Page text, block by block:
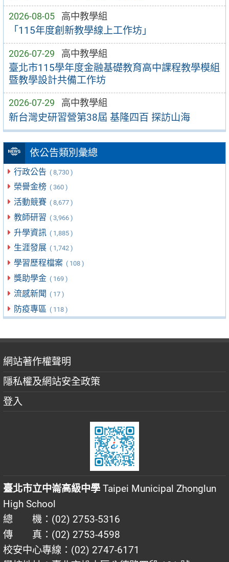
2026-08-05 高中教學組
「115年度創新教學線上工作坊」
2026-07-29 高中教學組
臺北市115學年度金融基礎教育高中課程教學模組
暨教學設計共備工作坊
2026-07-29 高中教學組
新台灣史研習營第38屆 基隆四百 探訪山海
依公告類別彙總
行政公告 ( 8,730 )
榮譽金榜 ( 360 )
活動競賽 ( 8,677 )
教師研習 ( 3,966 )
升學資訊 ( 1,885 )
生涯發展 ( 1,742 )
學習歷程檔案 ( 108 )
獎助學金 ( 169 )
流感新聞 ( 17 )
防疫專區 ( 118 )
網站著作權聲明
隱私權及網站安全政策
登入
臺北市立中崙高級中學 Taipei Municipal Zhonglun
High School
總 機：(02) 2753-5316
傳 真：(02) 2753-4598
校安中心專線：(02) 2747-6171